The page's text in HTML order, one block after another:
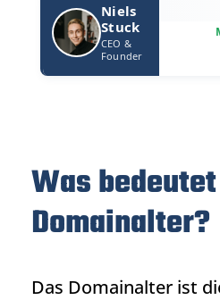
Niels
Stuck
CEO &
Founder
Was
Domainalter?
Das Domainalter ist